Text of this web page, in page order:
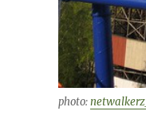
photo: